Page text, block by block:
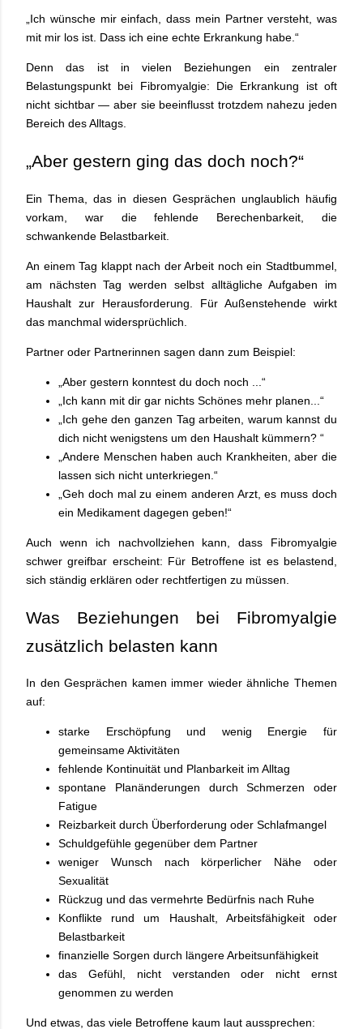
„Ich wünsche mir einfach, dass mein Partner versteht, was
mit mir los ist. Dass ich eine echte Erkrankung habe.“
Denn das ist in vielen Beziehungen ein zentraler
Belastungspunkt bei Fibromyalgie: Die Erkrankung ist oft
nicht sichtbar — aber sie beeinflusst trotzdem nahezu jeden
Bereich des Alltags.
„Aber gestern ging das doch noch?“
Ein Thema, das in diesen Gesprächen unglaublich häufig
vorkam, war die fehlende Berechenbarkeit, die
schwankende Belastbarkeit.
An einem Tag klappt nach der Arbeit noch ein Stadtbummel,
am nächsten Tag werden selbst alltägliche Aufgaben im
Haushalt zur Herausforderung. Für Außenstehende wirkt
das manchmal widersprüchlich.
Partner oder Partnerinnen sagen dann zum Beispiel:
„Aber gestern konntest du doch noch ...“
„Ich kann mit dir gar nichts Schönes mehr planen...“
„Ich gehe den ganzen Tag arbeiten, warum kannst du
dich nicht wenigstens um den Haushalt kümmern? “
„Andere Menschen haben auch Krankheiten, aber die
lassen sich nicht unterkriegen.“
„Geh doch mal zu einem anderen Arzt, es muss doch
ein Medikament dagegen geben!“
Auch wenn ich nachvollziehen kann, dass Fibromyalgie
schwer greifbar erscheint: Für Betroffene ist es belastend,
sich ständig erklären oder rechtfertigen zu müssen.
Was Beziehungen bei Fibromyalgie
zusätzlich belasten kann
In den Gesprächen kamen immer wieder ähnliche Themen
auf:
starke Erschöpfung und wenig Energie für
gemeinsame Aktivitäten
fehlende Kontinuität und Planbarkeit im Alltag
spontane Planänderungen durch Schmerzen oder
Fatigue
Reizbarkeit durch Überforderung oder Schlafmangel
Schuldgefühle gegenüber dem Partner
weniger Wunsch nach körperlicher Nähe oder
Sexualität
Rückzug und das vermehrte Bedürfnis nach Ruhe
Konflikte rund um Haushalt, Arbeitsfähigkeit oder
Belastbarkeit
finanzielle Sorgen durch längere Arbeitsunfähigkeit
das Gefühl, nicht verstanden oder nicht ernst
genommen zu werden
Und etwas, das viele Betroffene kaum laut aussprechen: